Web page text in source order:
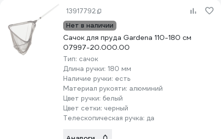
13917792
Нет в наличии
Сачок для пруда Gardena 110-180 см
07997-20.000.00
Тип: сачок
Длина ручки: 180 мм
Наличие ручки: есть
Материал рукояти: алюминий
Цвет ручки: белый
Цвет сетки: черный
Телескопическая ручка: да